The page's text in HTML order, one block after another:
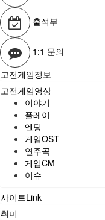
출석부
1:1 문의
고전게임정보
고전게임영상
이야기
플레이
엔딩
게임OST
연주곡
게임CM
이슈
사이트Link
취미